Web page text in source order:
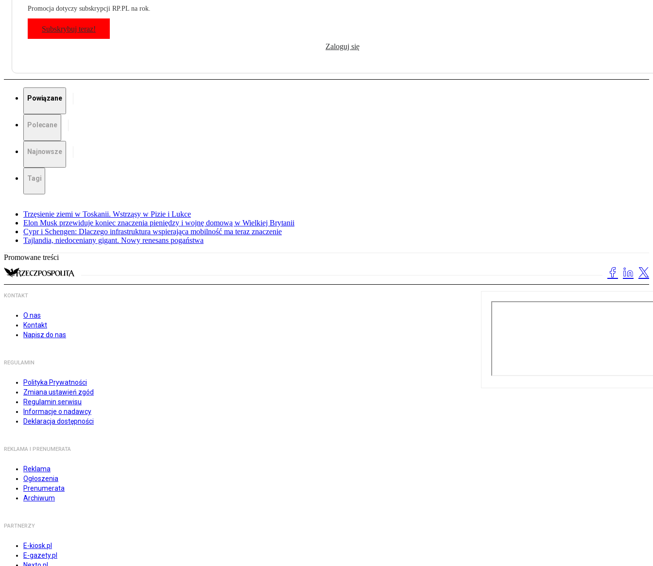
Promocja dotyczy subskrypcji RP.PL na rok.
Subskrybuj teraz!
Zaloguj się
Powiązane
Polecane
Najnowsze
Tagi
Trzęsienie ziemi w Toskanii. Wstrząsy w Pizie i Lukce
Elon Musk przewiduje koniec znaczenia pieniędzy i wojnę domową w Wielkiej Brytanii
Cypr i Schengen: Dlaczego infrastruktura wspierająca mobilność ma teraz znaczenie
Tajlandia, niedoceniany gigant. Nowy renesans pogaństwa
Promowane treści
KONTAKT
O nas
Kontakt
Napisz do nas
REGULAMIN
Polityka Prywatności
Zmiana ustawień zgód
Regulamin serwisu
Informacje o nadawcy
Deklaracja dostępności
REKLAMA I PRENUMERATA
Reklama
Ogłoszenia
Prenumerata
Archiwum
PARTNERZY
E-kiosk.pl
E-gazety.pl